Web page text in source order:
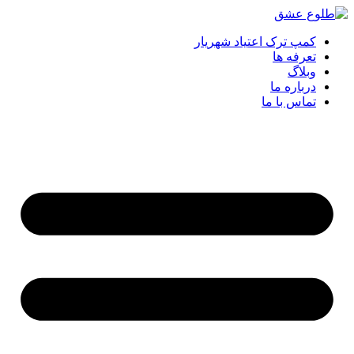
پرش
محتوا
کمپ ترک اعتیاد شهریار
تعرفه ها
وبلاگ
درباره ما
تماس با ما